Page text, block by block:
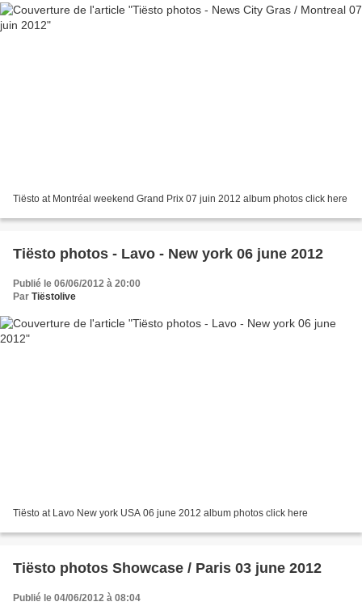
Tiësto at Montréal weekend Grand Prix 07 juin 2012 album photos click here
Tiësto photos - Lavo - New york 06 june 2012
Publié le 06/06/2012 à 20:00
Par Tiëstolive
Tiësto at Lavo New york USA 06 june 2012 album photos click here
Tiësto photos Showcase / Paris 03 june 2012
Publié le 04/06/2012 à 08:04